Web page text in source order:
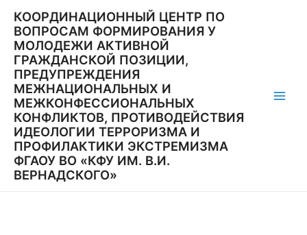
содержимому
КООРДИНАЦИОННЫЙ ЦЕНТР ПО
ВОПРОСАМ ФОРМИРОВАНИЯ У
МОЛОДЕЖИ АКТИВНОЙ
ГРАЖДАНСКОЙ ПОЗИЦИИ,
ПРЕДУПРЕЖДЕНИЯ
МЕЖНАЦИОНАЛЬНЫХ И
МЕЖКОНФЕССИОНАЛЬНЫХ
КОНФЛИКТОВ, ПРОТИВОДЕЙСТВИЯ
ИДЕОЛОГИИ ТЕРРОРИЗМА И
ПРОФИЛАКТИКИ ЭКСТРЕМИЗМА
ФГАОУ ВО «КФУ ИМ. В.И.
ВЕРНАДСКОГО»